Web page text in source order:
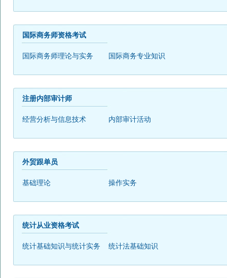
国际商务师资格考试
国际商务师理论与实务 国际商务专业知识
注册内部审计师
经营分析与信息技术 内部审计活动
外贸跟单员
基础理论 操作实务
统计从业资格考试
统计基础知识与统计实务 统计法基础知识